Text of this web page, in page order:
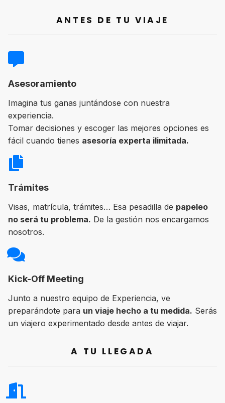
ANTES DE TU VIAJE
Asesoramiento
Imagina tus ganas juntándose con nuestra
experiencia.
Tomar decisiones y escoger las mejores opciones es
fácil cuando tienes asesoría experta ilimitada.
Trámites
Visas, matrícula, trámites… Esa pesadilla de papeleo
no será tu problema. De la gestión nos encargamos
nosotros.
Kick-Off Meeting
Junto a nuestro equipo de Experiencia, ve
preparándote para un viaje hecho a tu medida. Serás
un viajero experimentado desde antes de viajar.
A TU LLEGADA